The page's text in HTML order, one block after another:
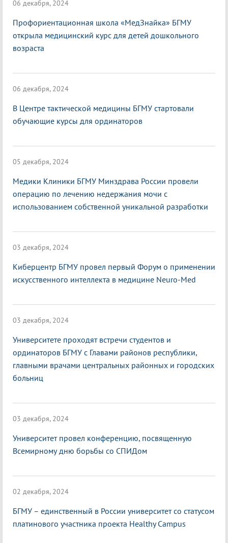
06 декабря, 2024
Профориентационная школа «МедЗнайка» БГМУ
открыла медицинский курс для детей дошкольного
возраста
06 декабря, 2024
В Центре тактической медицины БГМУ стартовали
обучающие курсы для ординаторов
05 декабря, 2024
Медики Клиники БГМУ Минздрава России провели
операцию по лечению недержания мочи с
использованием собственной уникальной разработки
03 декабря, 2024
Киберцентр БГМУ провел первый Форум о применении
искусственного интеллекта в медицине Neuro-Med
03 декабря, 2024
Университете проходят встречи студентов и
ординаторов БГМУ с Главами районов республики,
главными врачами центральных районных и городских
больниц
03 декабря, 2024
Университет провел конференцию, посвященную
Всемирному дню борьбы со СПИДом
02 декабря, 2024
БГМУ – единственный в России университет со статусом
платинового участника проекта Healthy Campus